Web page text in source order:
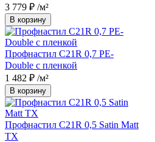
3 779 ₽ /м²
В корзину
Профнастил С21R 0,7 PE-
Double с пленкой
1 482 ₽ /м²
В корзину
Профнастил С21R 0,5 Satin Matt
TX